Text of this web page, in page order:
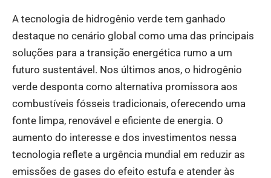
A tecnologia de hidrogênio verde tem ganhado
destaque no cenário global como uma das principais
soluções para a transição energética rumo a um
futuro sustentável. Nos últimos anos, o hidrogênio
verde desponta como alternativa promissora aos
combustíveis fósseis tradicionais, oferecendo uma
fonte limpa, renovável e eficiente de energia. O
aumento do interesse e dos investimentos nessa
tecnologia reflete a urgência mundial em reduzir as
emissões de gases do efeito estufa e atender às